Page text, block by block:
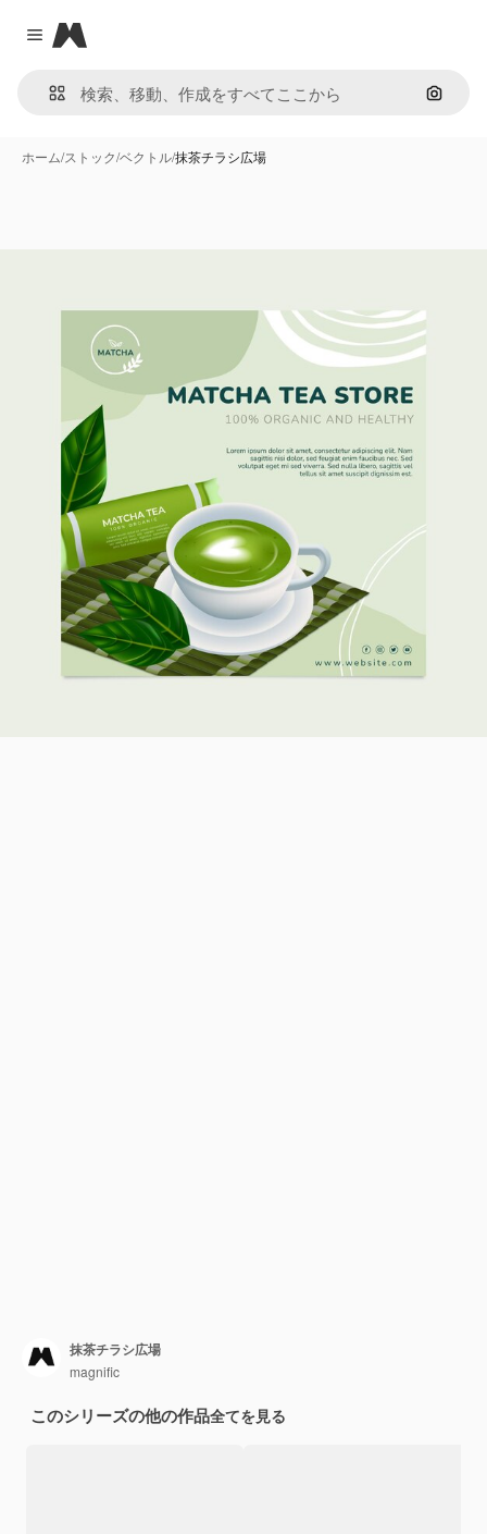
Close menu
Magnific
画像で
ホーム/ストック/ベクトル/抹茶チラシ広場
抹茶チラシ広場
magnific
このシリーズの他の作品全てを見る